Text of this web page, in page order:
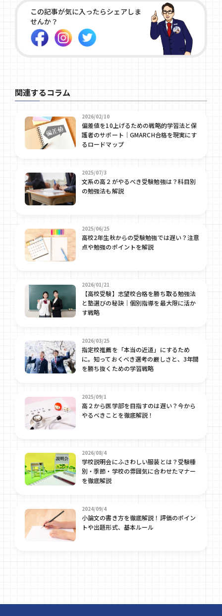
この記事が気に入ったらシェアしま
せんか？
関連するコラム
2026/02/10
偏差値を10上げるための戦略的学習法と保
護者のサポート｜GMARCH合格を現実にす
るロードマップ
2025/07/3
文系の高２がやるべき受験勉強は？科目別
の勉強法も解説
2025/06/25
高校2年生秋からの受験勉強では遅い？注意
点や勉強のポイントを解説
2026/01/21
【高校受験】志望校合格を勝ち取る勉強法
と塾選びの秘訣｜個別指導を最大限に活か
す戦略
2026/03/25
指定校推薦を「本当の近道」にするため
に。知っておくべき選考の厳しさと、3年間
を勝ち抜くための学習戦略
2025/09/1
高２から医学部を目指すのは遅い？今から
やるべきことを徹底解説！
2026/08/4
学校説明会にふさわしい服装とは？受験種
別・季節・学校の雰囲気に合わせたマナー
を徹底解説
2024/09/4
小論文の書き方を徹底解説！評価のポイン
トや出題形式、基本ルール